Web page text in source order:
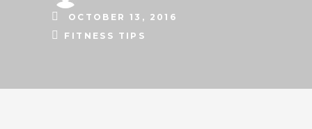
OCTOBER 13, 2016
FITNESS TIPS